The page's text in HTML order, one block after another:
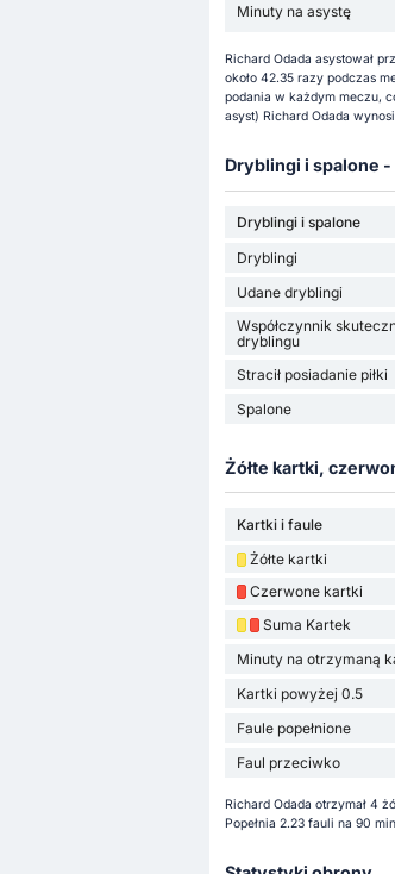
Minuty na asystę
Richard Odada asystował
około 42.35 razy podczas
podania w każdym meczu,
asyst) Richard Odada
Dryblingi i spalone
Dryblingi i spalone
Dryblingi
Udane dryblingi
Współczynnik
dryblingu
Stracił posiadanie piłki
Spalone
Żółte kartki,
Kartki i faule
Żółte kartki
Czerwone kartki
Suma Kartek
Minuty na otrzymaną
Kartki powyżej 0.5
Faule popełnione
Faul przeciwko
Richard Odada otrzymał 4
Popełnia 2.23 fauli na 90